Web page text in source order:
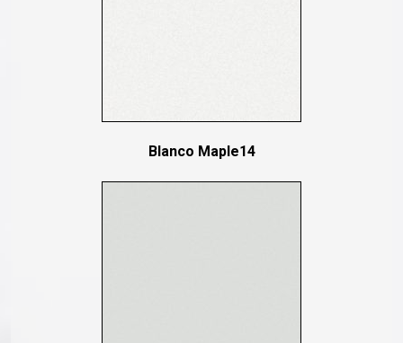
Blanco Maple14